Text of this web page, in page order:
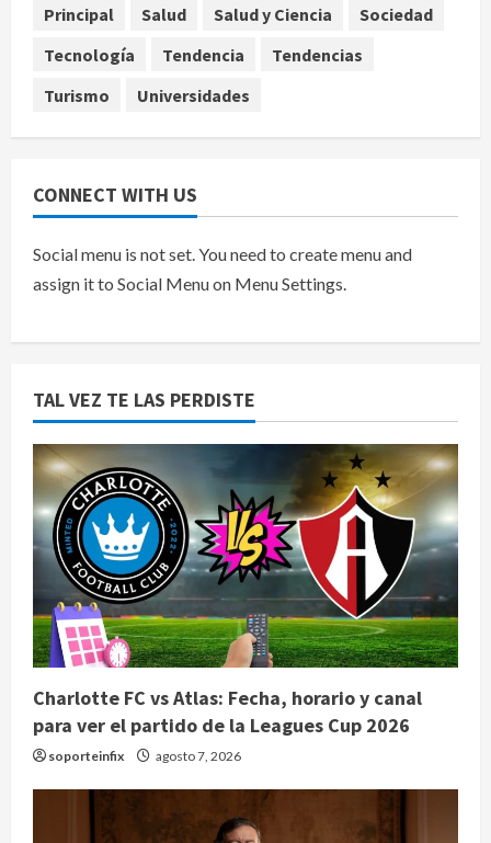
agosto 7, 2026
Principal Salud Salud y Ciencia
Sociedad
Tecnología
Tendencia
Tendencias
Turismo
Universidades
CONNECT WITH US
Social menu is not set. You need to create menu and
assign it to Social Menu on Menu Settings.
TAL VEZ TE LAS PERDISTE
Charlotte FC vs Atlas: Fecha, horario y canal
para ver el partido de la Leagues Cup 2026
soporteinfix agosto 7, 2026